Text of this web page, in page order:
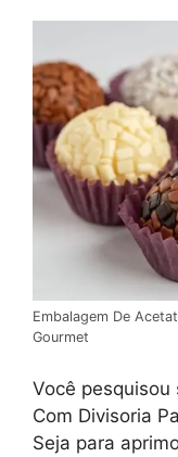
Embalagem De
Gourmet
Você
Com Divisoria
Seja para